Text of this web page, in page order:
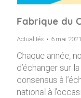
Fabrique du
Actualités 6 mai 2021
Chaque année,
d’échanger sur
consensus à
national à